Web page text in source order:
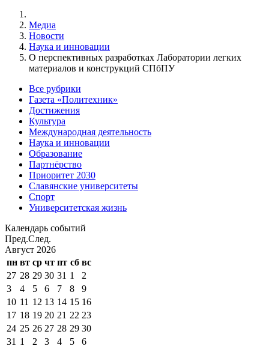
Медиа
Новости
Наука и инновации
О перспективных разработках Лаборатории легких
материалов и конструкций СПбПУ
Все рубрики
Газета «Политехник»
Достижения
Культура
Международная деятельность
Наука и инновации
Образование
Партнёрство
Приоритет 2030
Славянские университеты
Спорт
Университетская жизнь
Календарь событий
Пред.След.
Август 2026
пн вт ср чт пт сб вс
27 28 29 30 31 1
2
3
4 5 6 7 8
9
10 11 12 13 14 15 16
17 18 19 20 21 22 23
24 25 26 27 28 29 30
31 1 2 3 4 5 6